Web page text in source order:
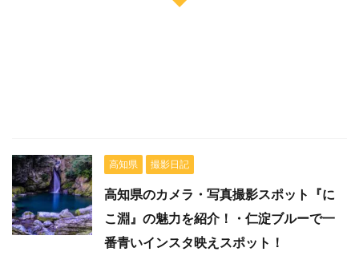
高知県 撮影日記
高知県のカメラ・写真撮影スポット『に
こ淵』の魅力を紹介！・仁淀ブルーで一
番青いインスタ映えスポット！